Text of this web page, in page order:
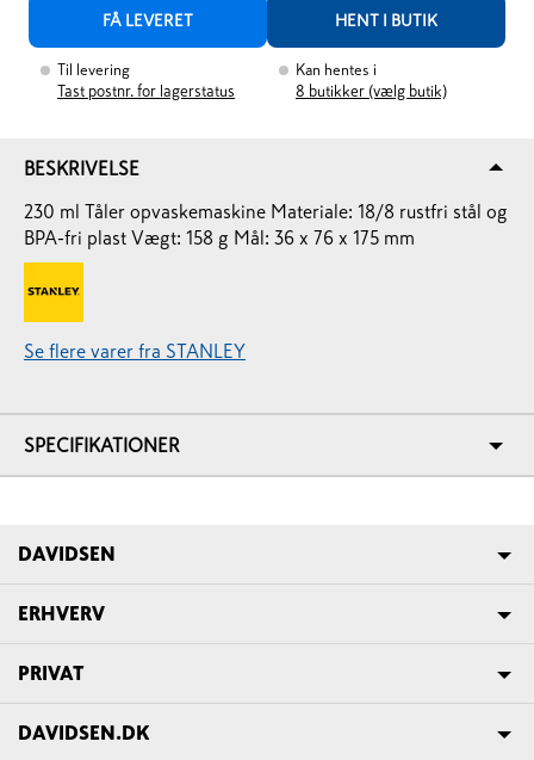
FÅ LEVERET HENT I BUTIK
Til levering
Tast postnr. for lagerstatus
Kan hentes i
8 butikker (vælg butik)
BESKRIVELSE
230 ml Tåler opvaskemaskine Materiale: 18/8 rustfri stål og
BPA-fri plast Vægt: 158 g Mål: 36 x 76 x 175 mm
Se flere varer fra STANLEY
SPECIFIKATIONER
DAVIDSEN
ERHVERV
PRIVAT
DAVIDSEN.DK